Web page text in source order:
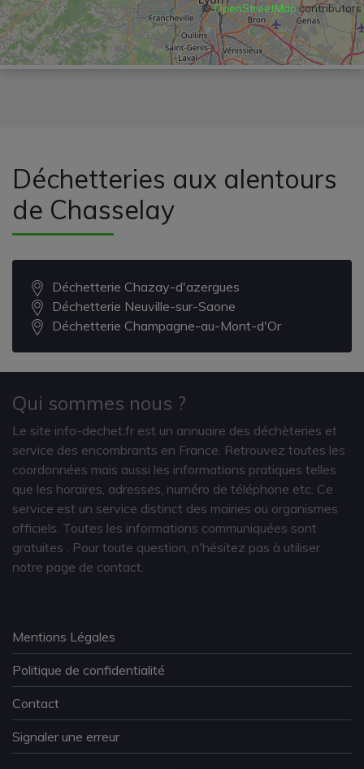
©OpenStreetMapcontributors
Déchetteries aux alentours
de Chasselay
Déchetterie Chazay-d'azergues
Déchetterie Neuville-sur-Saone
Déchetterie Champagne-au-Mont-d'Or
Qui sommes nous ?
Le site info-dechet.fr est un annuaire des déchèteries et
service des encombrants en France. Retrouvez toutes les
coordonnées mais aussi les informations pratiques telles
que les horaires, adresses, numéro de téléphone etc. Ce
service est un service distinct des mairies ou organismes
officiels. Toutes les informations communiquées sont
gratuites
. Pour toute question, n'hésitez pas à utiliser
notre page de contact.
Mentions Légales
Politique de confidentialité
Contact
Signaler une erreur